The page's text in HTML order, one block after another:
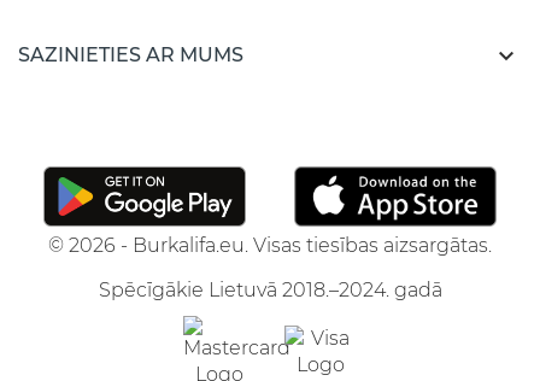
SAZINIETIES AR MUMS 
© 2026 - Burkalifa.eu. Visas tiesības aizsargātas.
Spēcīgākie Lietuvā 2018.–2024. gadā